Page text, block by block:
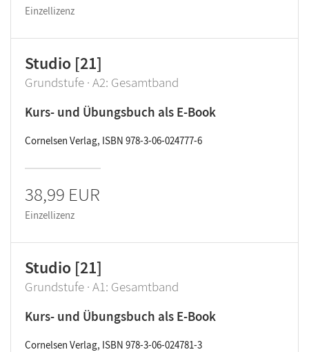
Einzellizenz
Studio [21]
Grundstufe · A2: Gesamtband
Kurs- und Übungsbuch als E-Book
Cornelsen Verlag, ISBN 978-3-06-024777-6
38,99 EUR
Einzellizenz
Studio [21]
Grundstufe · A1: Gesamtband
Kurs- und Übungsbuch als E-Book
Cornelsen Verlag, ISBN 978-3-06-024781-3